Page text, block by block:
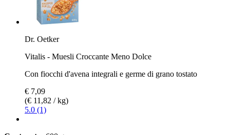
Dr. Oetker
Vitalis - Muesli Croccante Meno Dolce
Con fiocchi d'avena integrali e germe di grano tostato
€ 7,09
(€ 11,82 / kg)
5.0 (1)